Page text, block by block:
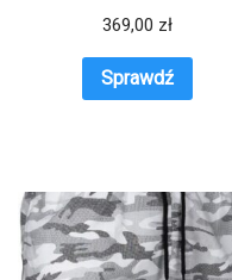
369,00 zł
Sprawdź